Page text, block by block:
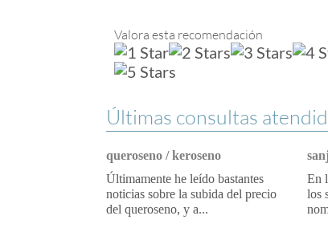
Valora esta recomendación
Últimas consultas
queroseno / keroseno
Últimamente he leído bastantes
noticias sobre la subida del precio
del queroseno, y a...
En
los